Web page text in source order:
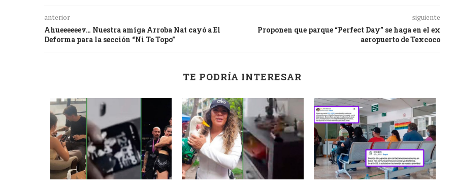
anterior
Ahueeeeeev… Nuestra amiga Arroba Nat cayó a El
Deforma para la sección “Ni Te Topo”
siguiente
Proponen que parque “Perfect Day” se haga en el ex
aeropuerto de Texcoco
TE PODRÍA INTERESAR